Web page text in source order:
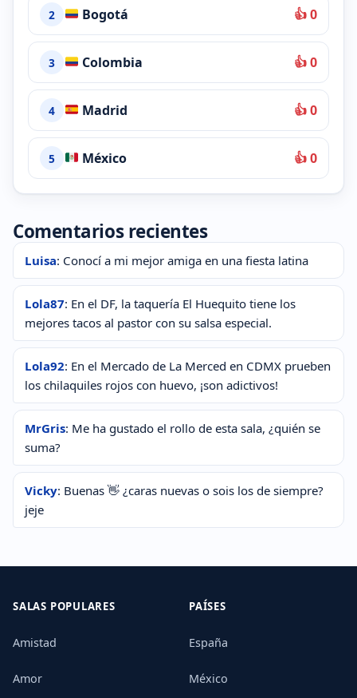
2 Bogotá 👍 0
3 Colombia 👍 0
4 Madrid 👍 0
5 México 👍 0
Comentarios recientes
Luisa: Conocí a mi mejor amiga en una fiesta latina
Lola87: En el DF, la taquería El Huequito tiene los
mejores tacos al pastor con su salsa especial.
Lola92: En el Mercado de La Merced en CDMX prueben
los chilaquiles rojos con huevo, ¡son adictivos!
MrGris: Me ha gustado el rollo de esta sala, ¿quién se
suma?
Vicky: Buenas 👋 ¿caras nuevas o sois los de siempre?
jeje
SALAS POPULARES
Amistad
Amor
PAÍSES
España
México